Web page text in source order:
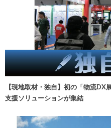
【現地取材・独自】初の「物流
支援ソリューションが集結